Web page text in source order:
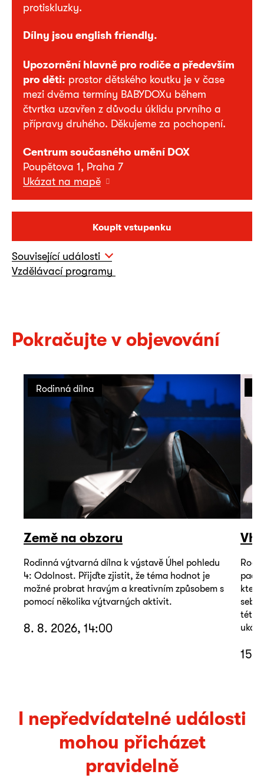
protiskluzky.
Dílny jsou english friendly.
Upozornění hlavně pro rodiče a především
pro děti: prostor dětského koutku je v čase
mezi dvěma termíny BABYDOXu během
čtvrtka uzavřen z důvodu úklidu prvního a
přípravy druhého. Děkujeme za pochopení.
Centrum současného umění DOX
Poupětova 1, Praha 7
Ukázat na mapě
Koupit vstupenku
Související události
Vzdělávací programy
Pokračujte v objevování
Rodinná dílna
Země na obzoru
Rodinná výtvarná dílna k výstavě Úhel pohledu
4: Odolnost. Přijďte zjistit, že téma hodnot je
možné probrat hravým a kreativním způsobem s
pomocí několika výtvarných aktivit.
8. 8. 2026, 14:00
který
této
15.
I nepředvídatelné události
mohou přicházet
pravidelně